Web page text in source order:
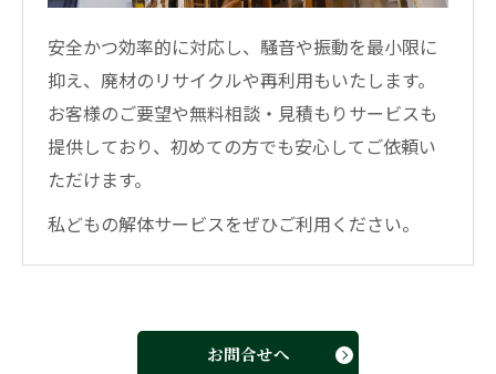
安全かつ効率的に対応し、騒音や振動を最小限に
抑え、廃材のリサイクルや再利用もいたします。
お客様のご要望や無料相談・見積もりサービスも
提供しており、初めての方でも安心してご依頼い
ただけます。
私どもの解体サービスをぜひご利用ください。
お問合せへ